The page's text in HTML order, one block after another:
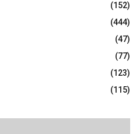
(152)
(444)
(47)
(77)
(123)
(115)